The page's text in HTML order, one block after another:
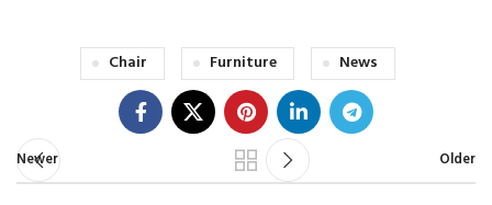
Chair Furniture News
Newer Older